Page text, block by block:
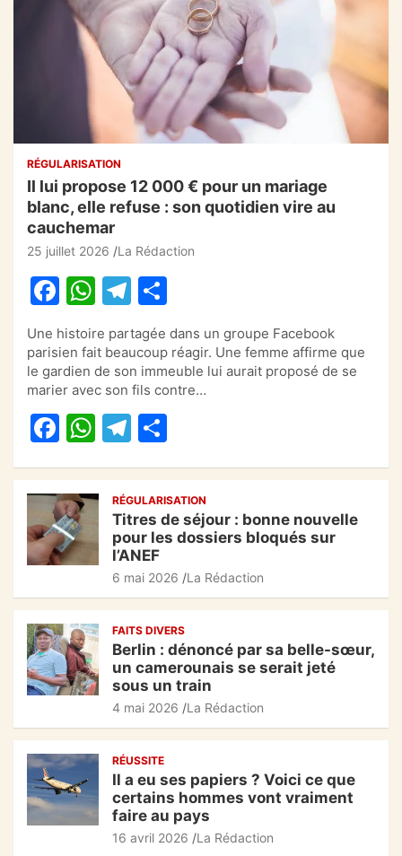
RÉGULARISATION
Il lui propose 12 000 € pour un mariage
blanc, elle refuse : son quotidien vire au
cauchemar
25 juillet 2026 La Rédaction
F
c
e
b
o
o
k
W
at
s
A
p
p
T
el
e
gr
a
m
ta
g
er
Une histoire partagée dans un groupe Facebook
parisien fait beaucoup réagir. Une femme affirme que
le gardien de son immeuble lui aurait proposé de se
marier avec son fils contre…
F
c
e
b
o
o
k
W
at
s
A
p
p
T
gr
a
m
g
er
RÉGULARISATION
Titres de séjour : bonne nouvelle
pour les dossiers bloqués sur
l’ANEF
6 mai 2026 La Rédaction
FAITS DIVERS
Berlin : dénoncé par sa belle-sœur,
un camerounais se serait jeté
sous un train
4 mai 2026 La Rédaction
RÉUSSITE
Il a eu ses papiers ? Voici ce que
certains hommes vont vraiment
faire au pays
16 avril 2026 La Rédaction